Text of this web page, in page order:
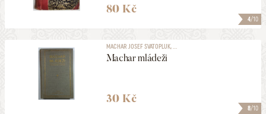
4/10
80 Kč
8/10
MACHAR JOSEF SVATOPLUK, ...
Machar mládeži
30 Kč